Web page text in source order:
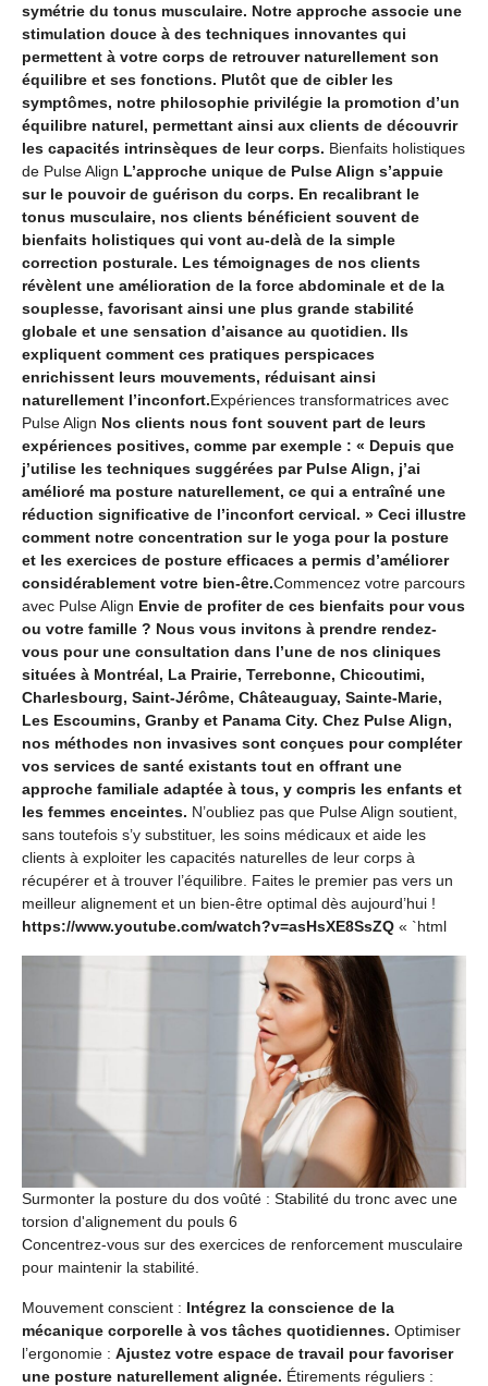
symétrie du tonus musculaire. Notre approche associe une
stimulation douce à des techniques innovantes qui
permettent à votre corps de retrouver naturellement son
équilibre et ses fonctions. Plutôt que de cibler les
symptômes, notre philosophie privilégie la promotion d’un
équilibre naturel, permettant ainsi aux clients de découvrir
les capacités intrinsèques de leur corps. Bienfaits holistiques
de Pulse Align L’approche unique de Pulse Align s’appuie
sur le pouvoir de guérison du corps. En recalibrant le
tonus musculaire, nos clients bénéficient souvent de
bienfaits holistiques qui vont au-delà de la simple
correction posturale. Les témoignages de nos clients
révèlent une amélioration de la force abdominale et de la
souplesse, favorisant ainsi une plus grande stabilité
globale et une sensation d’aisance au quotidien. Ils
expliquent comment ces pratiques perspicaces
enrichissent leurs mouvements, réduisant ainsi
naturellement l’inconfort.Expériences transformatrices avec
Pulse Align Nos clients nous font souvent part de leurs
expériences positives, comme par exemple : « Depuis que
j’utilise les techniques suggérées par Pulse Align, j’ai
amélioré ma posture naturellement, ce qui a entraîné une
réduction significative de l’inconfort cervical. » Ceci illustre
comment notre concentration sur le yoga pour la posture
et les exercices de posture efficaces a permis d’améliorer
considérablement votre bien-être.Commencez votre parcours
avec Pulse Align Envie de profiter de ces bienfaits pour vous
ou votre famille ? Nous vous invitons à prendre rendez-
vous pour une consultation dans l’une de nos cliniques
situées à Montréal, La Prairie, Terrebonne, Chicoutimi,
Charlesbourg, Saint-Jérôme, Châteauguay, Sainte-Marie,
Les Escoumins, Granby et Panama City. Chez Pulse Align,
nos méthodes non invasives sont conçues pour compléter
vos services de santé existants tout en offrant une
approche familiale adaptée à tous, y compris les enfants et
les femmes enceintes. N’oubliez pas que Pulse Align soutient,
sans toutefois s’y substituer, les soins médicaux et aide les
clients à exploiter les capacités naturelles de leur corps à
récupérer et à trouver l’équilibre. Faites le premier pas vers un
meilleur alignement et un bien-être optimal dès aujourd’hui !
https://www.youtube.com/watch?v=asHsXE8SsZQ « `html
Surmonter la posture du dos voûté : Stabilité du tronc avec une
torsion d'alignement du pouls 6
Concentrez-vous sur des exercices de renforcement musculaire
pour maintenir la stabilité.
Mouvement conscient : Intégrez la conscience de la
mécanique corporelle à vos tâches quotidiennes. Optimiser
l’ergonomie : Ajustez votre espace de travail pour favoriser
une posture naturellement alignée. Étirements réguliers :